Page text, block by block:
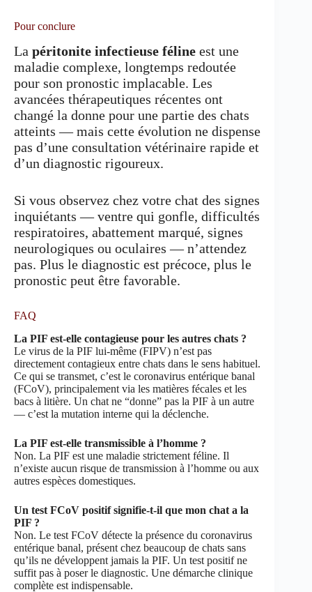
Pour conclure
La péritonite infectieuse féline est une
maladie complexe, longtemps redoutée
pour son pronostic implacable. Les
avancées thérapeutiques récentes ont
changé la donne pour une partie des chats
atteints — mais cette évolution ne dispense
pas d’une consultation vétérinaire rapide et
d’un diagnostic rigoureux.
Si vous observez chez votre chat des signes
inquiétants — ventre qui gonfle, difficultés
respiratoires, abattement marqué, signes
neurologiques ou oculaires — n’attendez
pas. Plus le diagnostic est précoce, plus le
pronostic peut être favorable.
FAQ
La PIF est-elle contagieuse pour les autres chats ?
Le virus de la PIF lui-même (FIPV) n’est pas
directement contagieux entre chats dans le sens habituel.
Ce qui se transmet, c’est le coronavirus entérique banal
(FCoV), principalement via les matières fécales et les
bacs à litière. Un chat ne “donne” pas la PIF à un autre
— c’est la mutation interne qui la déclenche.
La PIF est-elle transmissible à l’homme ?
Non. La PIF est une maladie strictement féline. Il
n’existe aucun risque de transmission à l’homme ou aux
autres espèces domestiques.
Un test FCoV positif signifie-t-il que mon chat a la
PIF ?
Non. Le test FCoV détecte la présence du coronavirus
entérique banal, présent chez beaucoup de chats sans
qu’ils ne développent jamais la PIF. Un test positif ne
suffit pas à poser le diagnostic. Une démarche clinique
complète est indispensable.